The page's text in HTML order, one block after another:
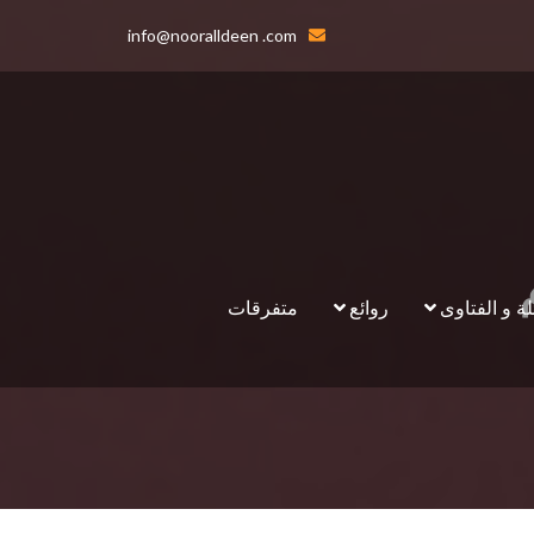
info@nooralldeen .com
و الفتاوى روائع متفرقات